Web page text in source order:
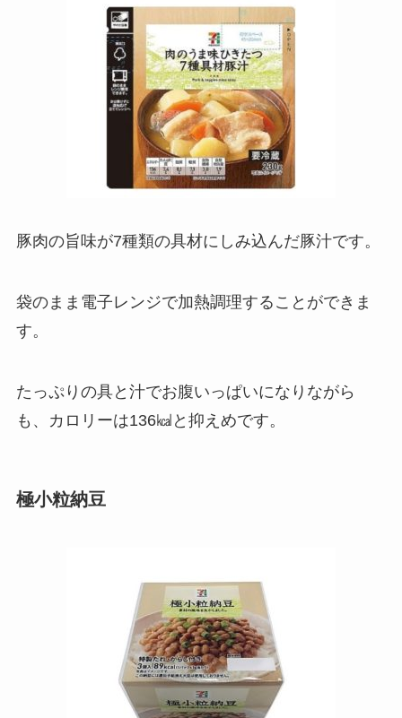
豚肉の旨味が7種類の具材にしみ込んだ豚汁です。
袋のまま電子レンジで加熱調理することができま
す。
たっぷりの具と汁でお腹いっぱいになりながら
も、カロリーは136㎉と抑えめです。
極小粒納豆